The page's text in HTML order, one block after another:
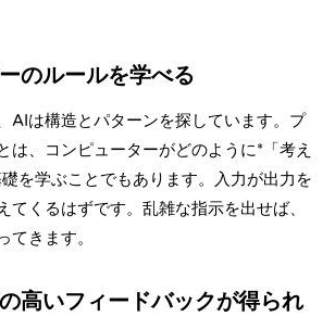
のルールを学べる
AIは構造とパターンを探しています。プ
は、コンピューターがどのように*「考え
を学ぶことでもあります。
入力が出力を
てくるはずです。乱雑な指示を出せば、
てきます。
高いフィードバックが得られ